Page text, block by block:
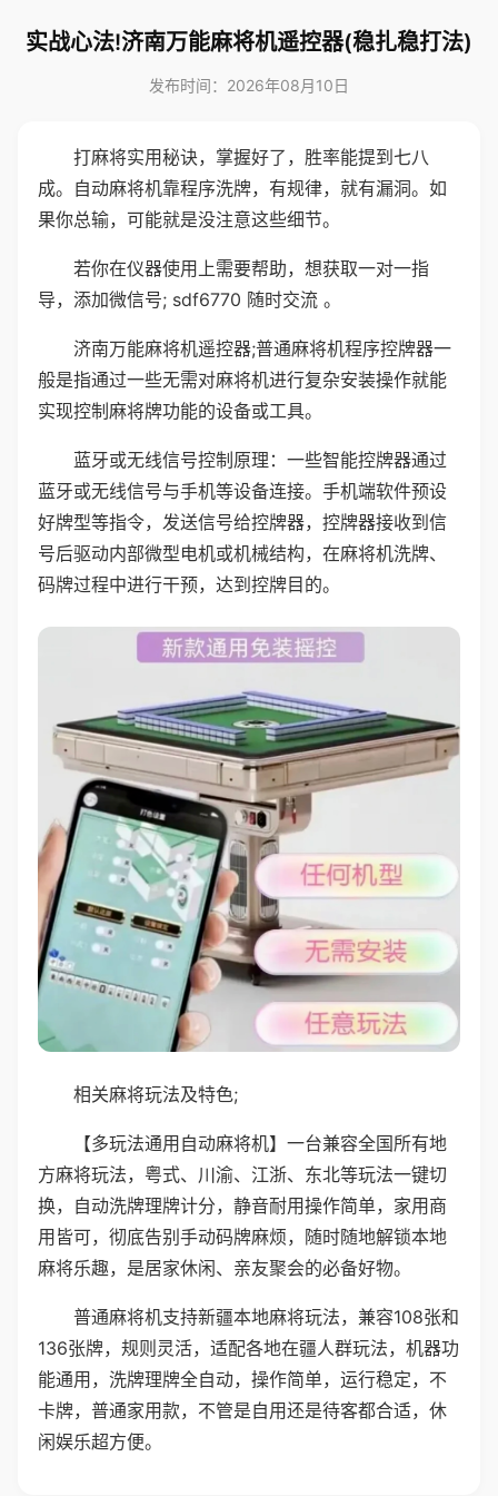
实战心法!济南万能麻将机遥控器(稳扎稳打法)
发布时间：2026年08月10日
打麻将实用秘诀，掌握好了，胜率能提到七八
成。自动麻将机靠程序洗牌，有规律，就有漏洞。如
果你总输，可能就是没注意这些细节。
若你在仪器使用上需要帮助，想获取一对一指
导，添加微信号; sdf6770 随时交流 。
济南万能麻将机遥控器;普通麻将机程序控牌器一
般是指通过一些无需对麻将机进行复杂安装操作就能
实现控制麻将牌功能的设备或工具。
蓝牙或无线信号控制原理：一些智能控牌器通过
蓝牙或无线信号与手机等设备连接。手机端软件预设
好牌型等指令，发送信号给控牌器，控牌器接收到信
号后驱动内部微型电机或机械结构，在麻将机洗牌、
码牌过程中进行干预，达到控牌目的。
相关麻将玩法及特色;
【多玩法通用自动麻将机】一台兼容全国所有地
方麻将玩法，粤式、川渝、江浙、东北等玩法一键切
换，自动洗牌理牌计分，静音耐用操作简单，家用商
用皆可，彻底告别手动码牌麻烦，随时随地解锁本地
麻将乐趣，是居家休闲、亲友聚会的必备好物。
普通麻将机支持新疆本地麻将玩法，兼容108张和
136张牌，规则灵活，适配各地在疆人群玩法，机器功
能通用，洗牌理牌全自动，操作简单，运行稳定，不
卡牌，普通家用款，不管是自用还是待客都合适，休
闲娱乐超方便。